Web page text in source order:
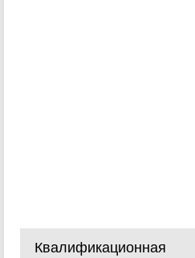
Квалификационная